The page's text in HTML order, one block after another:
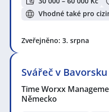
Vhodné také pro
Zveřejněno: 3. srpna
Svářeč v Bavorsku
Time Worxx
Německo